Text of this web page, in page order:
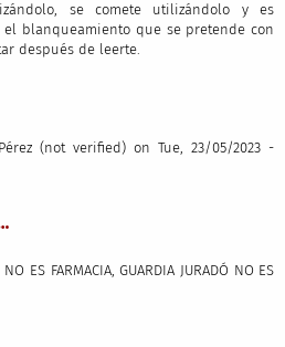
se comete utilizándolo y es
blanqueamiento que se pretende con
después de leerte.
(not verified) on Tue, 23/05/2023 -
ES FARMACIA, GUARDIA JURADÓ NO ES